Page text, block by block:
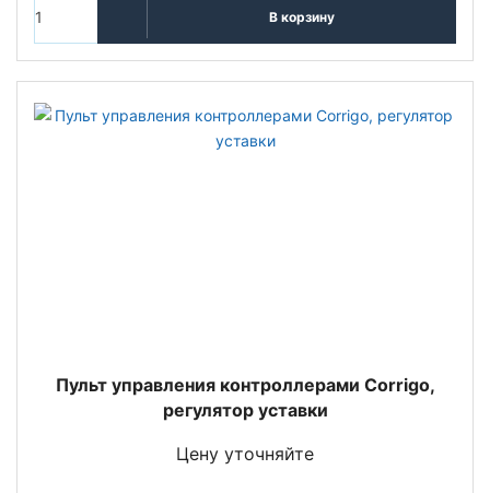
В корзину
Пульт управления контроллерами Corrigo,
регулятор уставки
Цену уточняйте